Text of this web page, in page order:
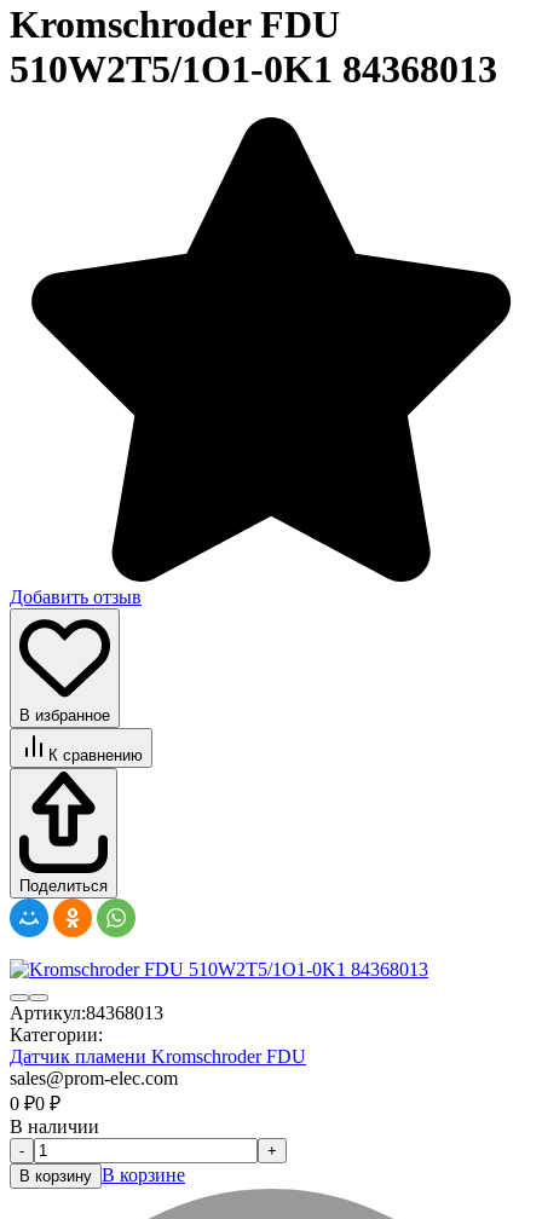
Kromschroder FDU
510W2T5/1O1-0K1 84368013
Добавить отзыв
В избранное
К сравнению
Поделиться
Артикул:84368013
Категории:
Датчик пламени Kromschroder FDU
sales@prom-elec.com
0 ₽0 ₽
В наличии
-
+
В корзину В корзине